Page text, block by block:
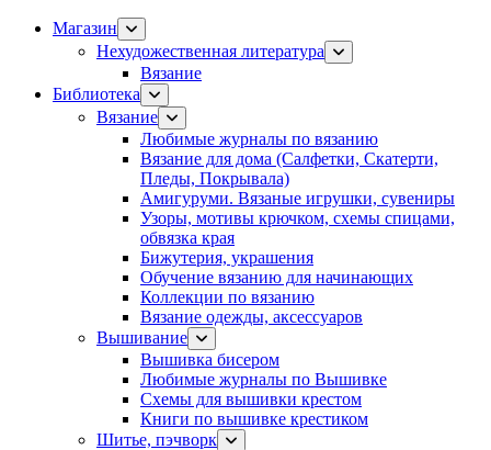
Магазин
Нехудожественная литература
Вязание
Библиотека
Вязание
Любимые журналы по вязанию
Вязание для дома (Салфетки, Скатерти,
Пледы, Покрывала)
Амигуруми. Вязаные игрушки, сувениры
Узоры, мотивы крючком, схемы спицами,
обвязка края
Бижутерия, украшения
Обучение вязанию для начинающих
Коллекции по вязанию
Вязание одежды, аксессуаров
Вышивание
Вышивка бисером
Любимые журналы по Вышивке
Схемы для вышивки крестом
Книги по вышивке крестиком
Шитье, пэчворк